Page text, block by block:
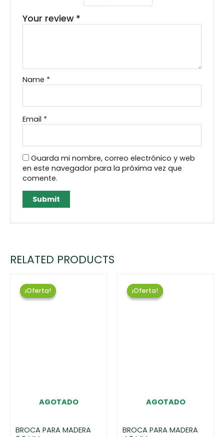
Your review *
Name *
Email *
Guarda mi nombre, correo electrónico y web
en este navegador para la próxima vez que
comente.
RELATED PRODUCTS
¡Oferta!
AGOTADO
¡Oferta!
BROCA PARA MADERA
¡Oferta!
AGOTADO
¡Oferta!
BROCA PARA MADERA